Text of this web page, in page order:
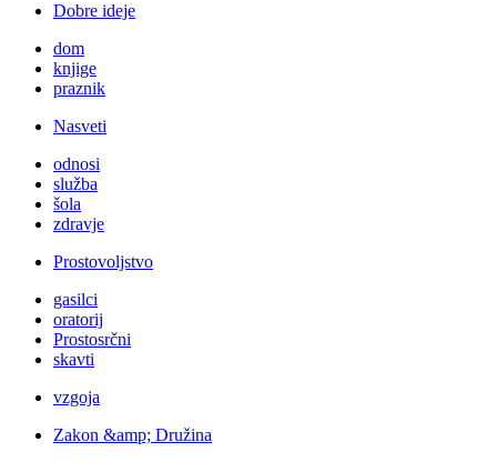
Dobre ideje
dom
knjige
praznik
Nasveti
odnosi
služba
šola
zdravje
Prostovoljstvo
gasilci
oratorij
Prostosrčni
skavti
vzgoja
Zakon &amp; Družina